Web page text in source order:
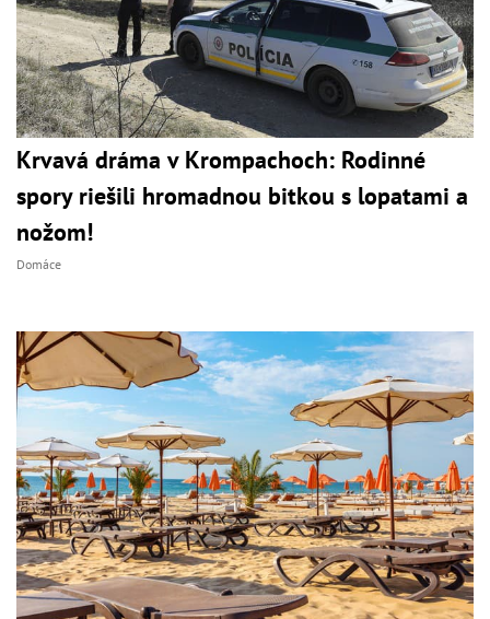
Krvavá dráma v Krompachoch: Rodinné
spory riešili hromadnou bitkou s lopatami a
nožom!
Domáce